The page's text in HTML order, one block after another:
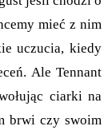
mieć z nim
uczucia, kiedy
Ale Tennant
ciarki na
brwi czy swoim